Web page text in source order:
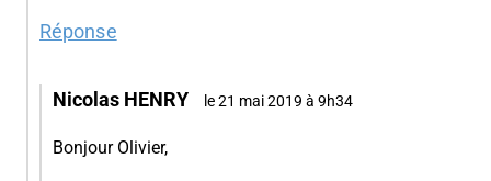
Réponse
Nicolas HENRY le 21 mai 2019 à 9h34
Bonjour Olivier,